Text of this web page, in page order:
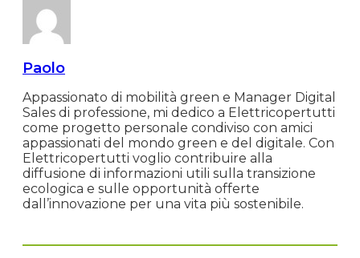
Paolo
Appassionato di mobilità green e Manager Digital
Sales di professione, mi dedico a Elettricopertutti
come progetto personale condiviso con amici
appassionati del mondo green e del digitale. Con
Elettricopertutti voglio contribuire alla
diffusione di informazioni utili sulla transizione
ecologica e sulle opportunità offerte
dall’innovazione per una vita più sostenibile.